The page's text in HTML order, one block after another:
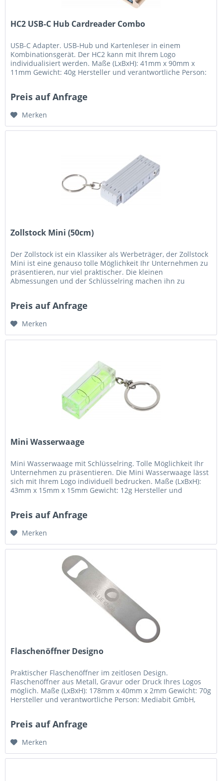
HC2 USB-C Hub Cardreader Combo
USB-C Adapter. USB-Hub und Kartenleser in einem
Kombinationsgerät. Der HC2 kann mit Ihrem Logo
individualisiert werden. Maße (LxBxH): 41mm x 90mm x
11mm Gewicht: 40g Hersteller und verantwortliche Person:
Preis auf Anfrage
Merken
Zollstock Mini (50cm)
Der Zollstock ist ein Klassiker als Werbeträger, der Zollstock
Mini ist eine genauso tolle Möglichkeit Ihr Unternehmen zu
präsentieren, nur viel praktischer. Die kleinen
Abmessungen und der Schlüsselring machen ihn zu
Preis auf Anfrage
Merken
Mini Wasserwaage
Mini Wasserwaage mit Schlüsselring. Tolle Möglichkeit Ihr
Unternehmen zu präsentieren. Die Mini Wasserwaage lässt
sich mit Ihrem Logo individuell bedrucken. Maße (LxBxH):
43mm x 15mm x 15mm Gewicht: 12g Hersteller und
Preis auf Anfrage
Merken
Flaschenöffner Designo
Praktischer Flaschenöffner im zeitlosen Design.
Flaschenöffner aus Metall, Gravur oder Druck Ihres Logos
möglich. Maße (LxBxH): 178mm x 40mm x 2mm Gewicht: 70g
Hersteller und verantwortliche Person: Mediabit GmbH,
Preis auf Anfrage
Merken